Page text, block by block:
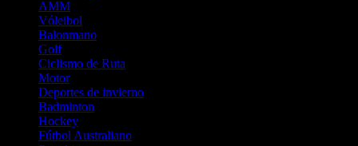
AMM
Vóleibol
Balonmano
Golf
Ciclismo de Ruta
Motor
Deportes de invierno
Badminton
Hockey
Fútbol Australiano